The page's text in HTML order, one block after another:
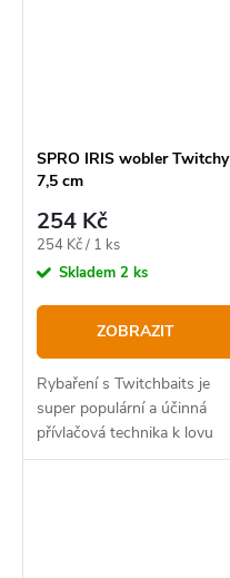
SPRO IRIS wobler Twitchy
7,5 cm
254 Kč
Měrná
cena:
254 Kč / 1 ks
Skladem 2 ks
ZOBRAZIT
Rybaření s Twitchbaits je
super populární a účinná
přívlačová technika k lovu
všech druhů dravých ryb.